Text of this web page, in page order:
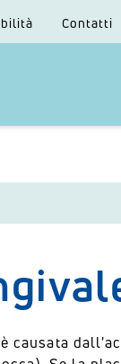
Contatti
causata